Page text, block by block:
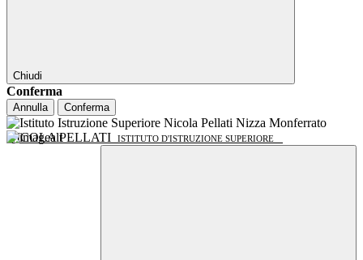
Chiudi
Conferma
Annulla Conferma
NICOLA PELLATI ISTITUTO D'ISTRUZIONE SUPERIORE